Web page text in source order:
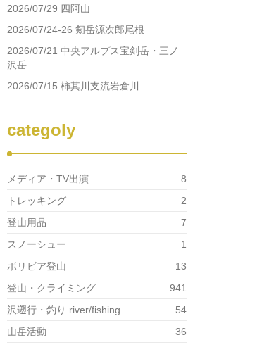
2026/07/29 四阿山
2026/07/24-26 剱岳源次郎尾根
2026/07/21 中央アルプス宝剣岳・三ノ
沢岳
2026/07/15 柿其川支流岩倉川
categoly
メディア・TV出演
8
トレッキング
2
登山用品
7
スノーシュー
1
ボリビア登山
13
登山・クライミング
941
沢遡行・釣り river/fishing
54
山岳活動
36